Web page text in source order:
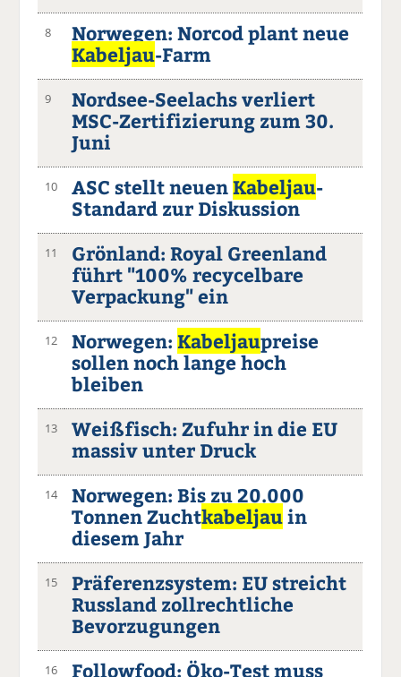
8
Norwegen: Norcod plant neue
Kabeljau-Farm
9
Nordsee-Seelachs verliert
MSC-Zertifizierung zum 30.
Juni
10 ASC stellt neuenKabeljau-
Standard zur Diskussion
11
Grönland: Royal Greenland
führt "100% recycelbare
Verpackung" ein
12 Norwegen:Kabeljaupreise
sollen noch lange hoch
bleiben
13
Weißfisch: Zufuhr in die EU
massiv unter Druck
14
Norwegen: Bis zu 20.000
Tonnen Zuchtkabeljauin
diesem Jahr
15
Präferenzsystem: EU streicht
Russland zollrechtliche
Bevorzugungen
16 Followfood: Öko-Test muss